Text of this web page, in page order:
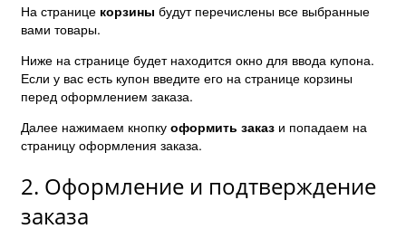
На странице корзины будут перечислены все выбранные
вами товары.
Ниже на странице будет находится окно для ввода купона.
Если у вас есть купон введите его на странице корзины
перед оформлением заказа.
Далее нажимаем кнопку оформить заказ и попадаем на
страницу оформления заказа.
2. Оформление и подтверждение
заказа